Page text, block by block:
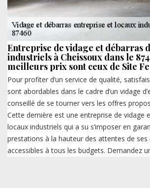
Entreprise de vidage et débarras
industriels à Cheissoux dans le
meilleurs prix sont ceux de Site
Pour profiter d’un service de qualité,
sont abordables dans le cadre d’un vidage
conseillé de se tourner vers les offres
Cette dernière est une entreprise de vidage
locaux industriels qui a su s’imposer en
prestations à la hauteur des attentes de ses
accessibles à tous les budgets. Demandez